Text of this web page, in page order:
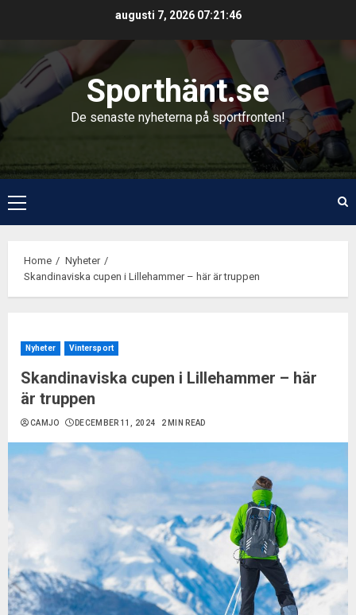
augusti 7, 2026 07:21:46
Sporthänt.se
De senaste nyheterna på sportfronten!
Primary
Menu
Home
Nyheter
Skandinaviska cupen i Lillehammer – här är truppen
Nyheter Vintersport
Skandinaviska cupen i Lillehammer – här
är truppen
CAMJO DECEMBER 11, 2024 2 MIN READ